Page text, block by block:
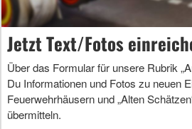
Jetzt Text/Fotos
Über das Formular für unsere Rubrik
Du Informationen und Fotos zu neuen
Feuerwehrhäusern und „Alten
übermitteln.